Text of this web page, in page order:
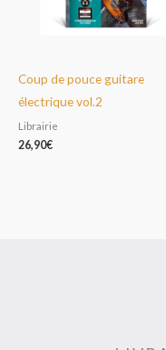
Coup de pouce guitare
électrique vol.2
Librairie
26,90€